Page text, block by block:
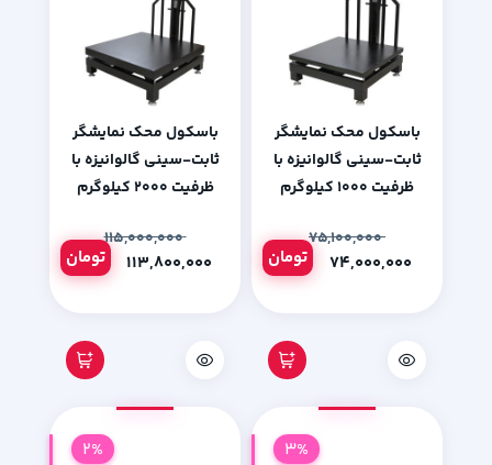
باسکول محک نمایشگر
ثابت-سینی گالوانیزه با
ظرفیت 1000 کیلوگرم
۷۵,۱۰۰,۰۰۰
تومان
باسکول محک نمایشگر
ثابت-سینی گالوانیزه با
ظرفیت 2000 کیلوگرم
۱۱۵,۰۰۰,۰۰۰
تومان
3%
2%